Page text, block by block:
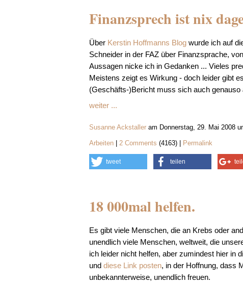
Finanzsprech ist nix
Über Kerstin Hoffmanns Blog wurde ich auf
Schneider in der FAZ über Finanzsprache,
Aussagen nicke ich in Gedanken ... Vieles
Meistens zeigt es Wirkung - doch leider gibt
(Geschäfts-)Bericht muss sich auch genauso
weiter ...
Susanne Ackstalleram Donnerstag, 29. Mai 2008
Arbeiten 2 Comments (4163) | Permalink
tweet teilen
18 000mal helfen.
Es gibt viele Menschen, die an Krebs oder
unendlich viele Menschen, weltweit, die
ich leider nicht helfen, aber zumindest hier in
und diese Link posten, in der Hoffnung, dass
unbekannterweise, unendlich freuen.